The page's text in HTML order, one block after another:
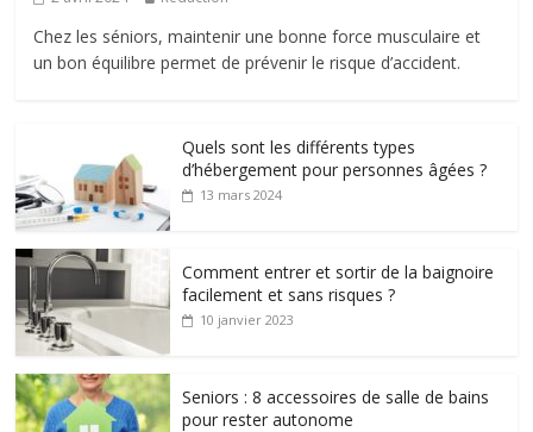
Chez les séniors, maintenir une bonne force musculaire et
un bon équilibre permet de prévenir le risque d’accident.
Quels sont les différents types
d’hébergement pour personnes âgées ?
13 mars 2024
Comment entrer et sortir de la baignoire
facilement et sans risques ?
10 janvier 2023
Seniors : 8 accessoires de salle de bains
pour rester autonome